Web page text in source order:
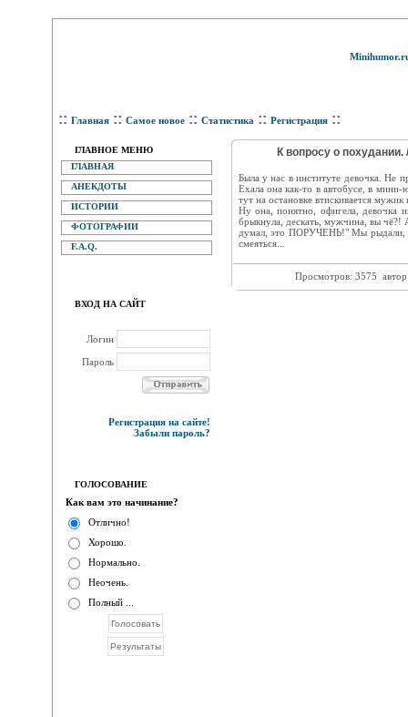
:: Главная :: Самое новое :: Статистика :: Регистрация ::
ГЛАВНОЕ МЕНЮ
ГЛАВНАЯ
АНЕКДОТЫ
ИСТОРИИ
ФОТОГРАФИИ
F.A.Q.
ВХОД НА САЙТ
Логин
Пароль
Регистрация на сайте!
Забыли пароль?
ГОЛОСОВАНИЕ
Как вам это начинание?
Отлично!
Хорошо.
Нормально.
Неочень.
Полный ...
К вопросу о похудании.
Была у нас в институте девочка. Не
Ехала она как-то в автобусе, в
тут на остановке втискивается мужик
Ну она, понятно, офигела, девочка
брыкнула, дескать, мужчина, вы чё?!
думал, это ПОРУЧЕНЬ!" Мы рыдали,
смеяться...
Просмотров: 3575